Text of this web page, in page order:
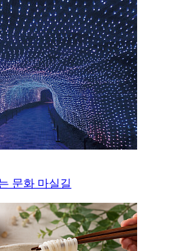
문화 마실길